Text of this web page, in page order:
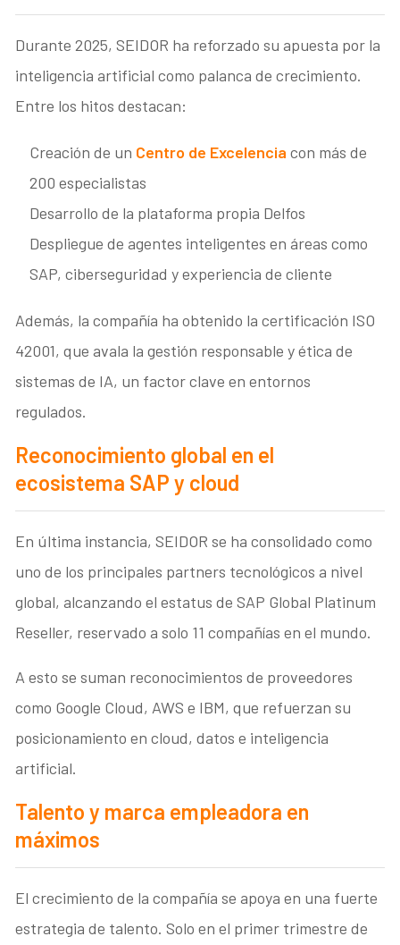
Durante 2025, SEIDOR ha reforzado su apuesta por la
inteligencia artificial como palanca de crecimiento.
Entre los hitos destacan:
Creación de un Centro de Excelencia con más de
200 especialistas
Desarrollo de la plataforma propia Delfos
Despliegue de agentes inteligentes en áreas como
SAP, ciberseguridad y experiencia de cliente
Además, la compañía ha obtenido la certificación ISO
42001, que avala la gestión responsable y ética de
sistemas de IA, un factor clave en entornos
regulados.
Reconocimiento global en el
ecosistema SAP y cloud
En última instancia, SEIDOR se ha consolidado como
uno de los principales partners tecnológicos a nivel
global, alcanzando el estatus de SAP Global Platinum
Reseller, reservado a solo 11 compañías en el mundo.
A esto se suman reconocimientos de proveedores
como Google Cloud, AWS e IBM, que refuerzan su
posicionamiento en cloud, datos e inteligencia
artificial.
Talento y marca empleadora en
máximos
El crecimiento de la compañía se apoya en una fuerte
estrategia de talento. Solo en el primer trimestre de